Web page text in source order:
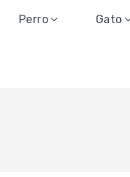
Perro Gato